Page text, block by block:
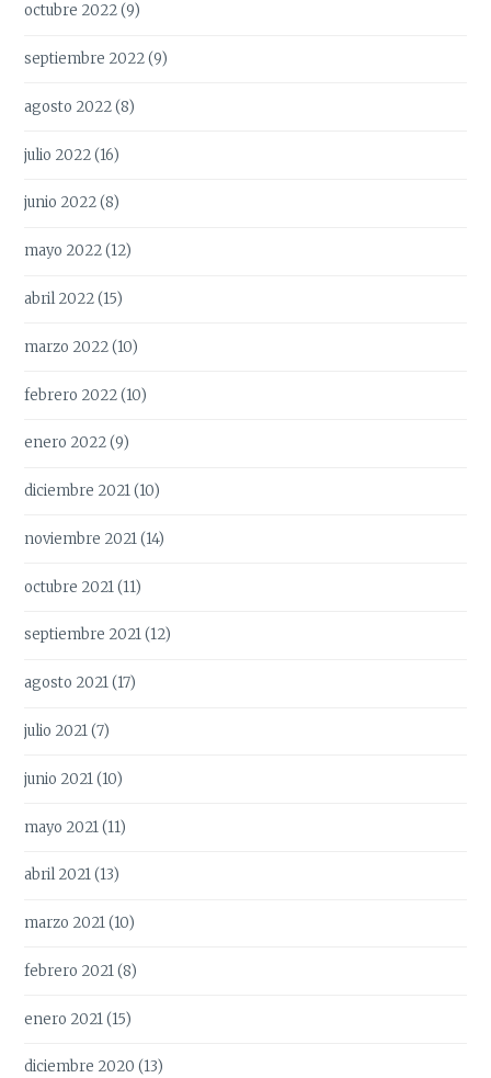
octubre 2022(9)
septiembre 2022(9)
agosto 2022(8)
julio 2022(16)
junio 2022(8)
mayo 2022(12)
abril 2022(15)
marzo 2022(10)
febrero 2022(10)
enero 2022(9)
diciembre 2021(10)
noviembre 2021(14)
octubre 2021(11)
septiembre 2021(12)
agosto 2021(17)
julio 2021(7)
junio 2021(10)
mayo 2021(11)
abril 2021(13)
marzo 2021(10)
febrero 2021(8)
enero 2021(15)
diciembre 2020 (13)